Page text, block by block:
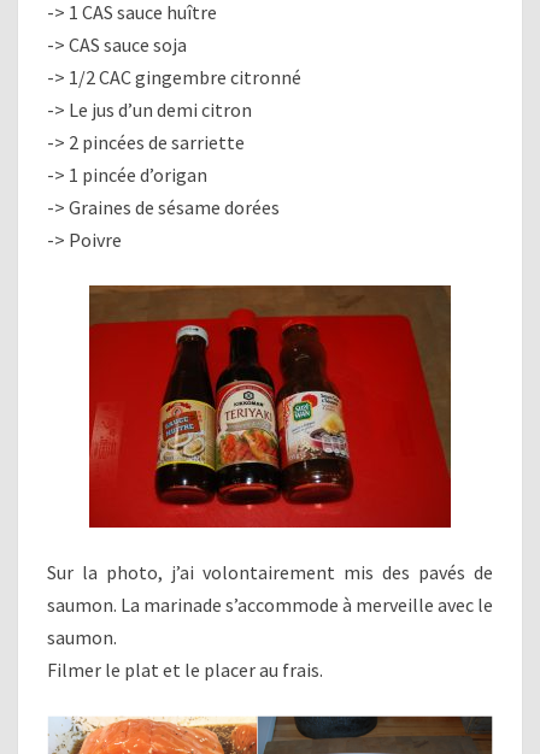
-> 1 CAS sauce huître
-> CAS sauce soja
-> 1/2 CAC gingembre citronné
-> Le jus d’un demi citron
-> 2 pincées de sarriette
-> 1 pincée d’origan
-> Graines de sésame dorées
-> Poivre
Sur la photo, j’ai volontairement mis des pavés de
saumon. La marinade s’accommode à merveille avec le
saumon.
Filmer le plat et le placer au frais.